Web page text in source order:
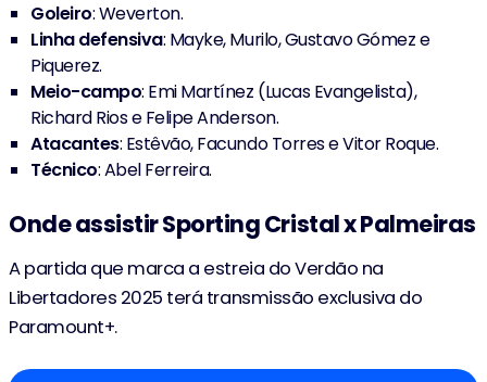
Goleiro: Weverton.
Linha defensiva: Mayke, Murilo, Gustavo Gómez e
Piquerez.
Meio-campo: Emi Martínez (Lucas Evangelista),
Richard Rios e Felipe Anderson.
Atacantes: Estêvão, Facundo Torres e Vitor Roque.
Técnico: Abel Ferreira.
Onde assistir Sporting Cristal x Palmeiras
A partida que marca a estreia do Verdão na
Libertadores 2025 terá transmissão exclusiva do
Paramount+.